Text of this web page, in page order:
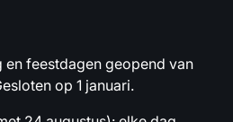
feestdagen geopend van
op 1 januari.